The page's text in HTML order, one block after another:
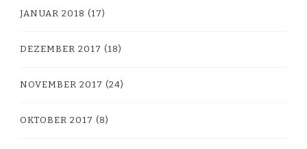
JANUAR 2018 (17)
DEZEMBER 2017 (18)
NOVEMBER 2017 (24)
OKTOBER 2017 (8)